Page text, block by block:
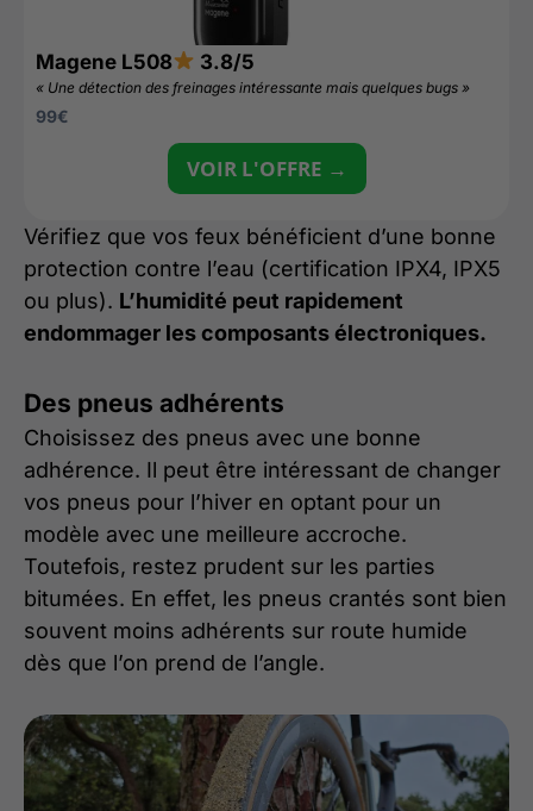
Magene L508 3.8/5
« Une détection des freinages intéressante mais quelques bugs »
99€
VOIR L'OFFRE →
Vérifiez que vos feux bénéficient d’une bonne
protection contre l’eau (certification IPX4, IPX5
ou plus). L’humidité peut rapidement
endommager les composants électroniques.
Des pneus adhérents
Choisissez des pneus avec une bonne
adhérence. Il peut être intéressant de changer
vos pneus pour l’hiver en optant pour un
modèle avec une meilleure accroche.
Toutefois, restez prudent sur les parties
bitumées. En effet, les pneus crantés sont bien
souvent moins adhérents sur route humide
dès que l’on prend de l’angle.